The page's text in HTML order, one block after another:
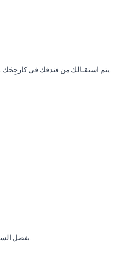
يتم استقبالك من فندقك في كارجِجَك ونقلك مباشرة إلى فندقك في بوغازكنت أو إلى العنوان الذي تحدده.
بفضل السائقين ذوي الخبرة، تُستكمل رحلتك بأمان وراحة وفي الوقت المحدد.